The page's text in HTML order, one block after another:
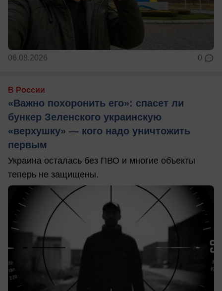
06.08.2026 0
В России
«Важно похоронить его»: спасет ли
бункер Зеленского украинскую
«верхушку» — кого надо уничтожить
первым
Украина осталась без ПВО и многие объекты
теперь не защищены.